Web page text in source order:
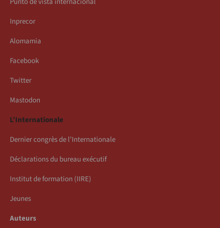
Inprecor
Alomamia
Facebook
Twitter
Mastodon
L’Internationale
Dernier congrès de l’Internationale
Déclarations du bureau exécutif
Institut de formation (IIRE)
Jeunes
Auteurs